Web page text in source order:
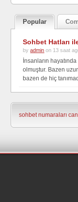
Popular
Sohbet Hatları
byadmin on 13 saat
İnsanların
olmuştur. Bazen
bazen de hiç
sohbet numaraları